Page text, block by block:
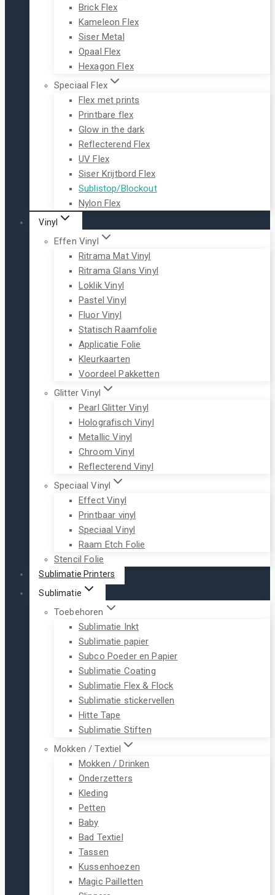
Brick Flex
Kameleon Flex
Siser Metal
Opaal Flex
Hexagon Flex
Speciaal Flex
Flex met prints
Printbare flex
Glow in the dark
Reflecterend Flex
UV Flex
Siser Krijtbord Flex
Sublistop/Blockout
Nylon Flex
Vinyl
Effen Vinyl
Ritrama Mat Vinyl
Ritrama Glans Vinyl
Loklik Vinyl
Pastel Vinyl
Fluor Vinyl
Statisch Raamfolie
Applicatie Folie
Kleurkaarten
Voordeel Pakketten
Glitter Vinyl
Pearl Glitter Vinyl
Holografisch Vinyl
Metallic Vinyl
Chroom Vinyl
Reflecterend Vinyl
Speciaal Vinyl
Effect Vinyl
Printbaar vinyl
Speciaal Vinyl
Raam Etch Folie
Stencil Folie
Sublimatie Printers
Sublimatie
Toebehoren
Sublimatie Inkt
Sublimatie papier
Subco Poeder en Papier
Sublimatie Coating
Sublimatie Flex & Flock
Sublimatie stickervellen
Hitte Tape
Sublimatie Stiften
Mokken / Textiel
Mokken / Drinken
Onderzetters
Kleding
Petten
Baby
Bad Textiel
Tassen
Kussenhoezen
Magic Pailletten